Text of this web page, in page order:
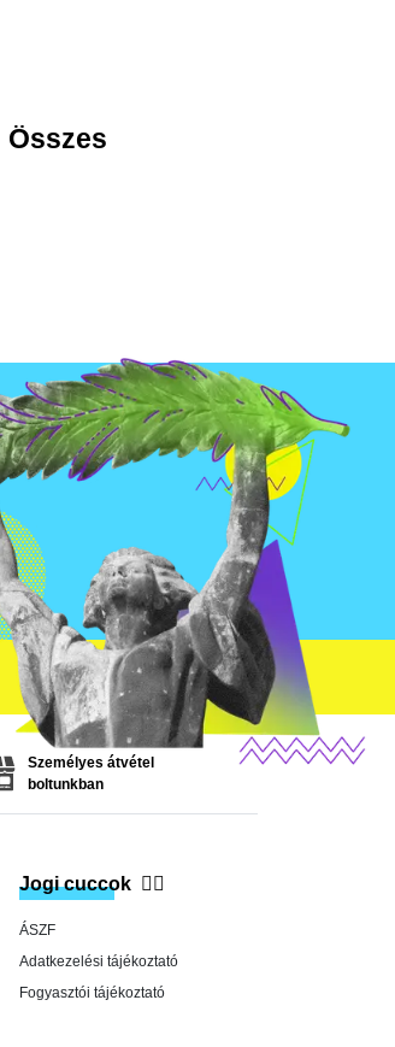
Összes
Személyes átvétel
boltunkban
Jogi cuccok 👨‍⚖️
ÁSZF
Adatkezelési tájékoztató
Fogyasztói tájékoztató